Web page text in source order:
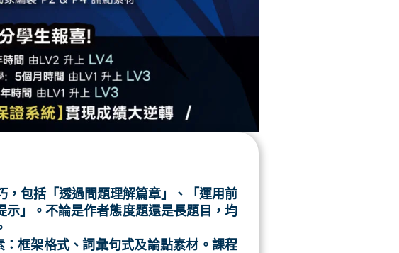
，包括「透過問題理解篇章」、「運用前
」。不論是作者態度題還是長題目，均
框架格式、詞彙句式及論點素材。課程